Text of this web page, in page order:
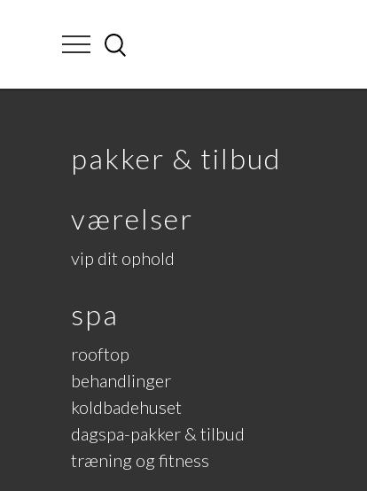
pakker & tilbud
værelser
vip dit ophold
spa
rooftop
behandlinger
koldbadehuset
dagspa-pakker & tilbud
træning og fitness